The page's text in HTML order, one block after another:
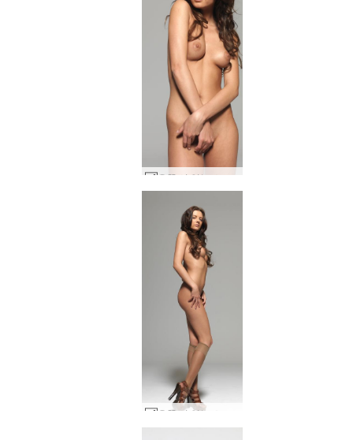
우뚝 서 있는 스타샤 #36